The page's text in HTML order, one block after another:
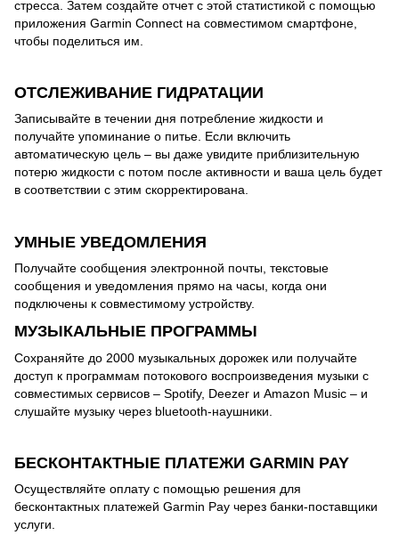
стресса. Затем создайте отчет с этой статистикой с помощью
приложения Garmin Connect на совместимом смартфоне,
чтобы поделиться им.
ОТСЛЕЖИВАНИЕ ГИДРАТАЦИИ
Записывайте в течении дня потребление жидкости и
получайте упоминание о питье. Если включить
автоматическую цель – вы даже увидите приблизительную
потерю жидкости с потом после активности и ваша цель будет
в соответствии с этим скорректирована.
УМНЫЕ УВЕДОМЛЕНИЯ
Получайте сообщения электронной почты, текстовые
сообщения и уведомления прямо на часы, когда они
подключены к совместимому устройству.
МУЗЫКАЛЬНЫЕ ПРОГРАММЫ
Сохраняйте до 2000 музыкальных дорожек или получайте
доступ к программам потокового воспроизведения музыки с
совместимых сервисов – Spotify, Deezer и Amazon Music – и
слушайте музыку через bluetooth-наушники.
БЕСКОНТАКТНЫЕ ПЛАТЕЖИ GARMIN PAY
Осуществляйте оплату с помощью решения для
бесконтактных платежей Garmin Pay через банки-поставщики
услуги.